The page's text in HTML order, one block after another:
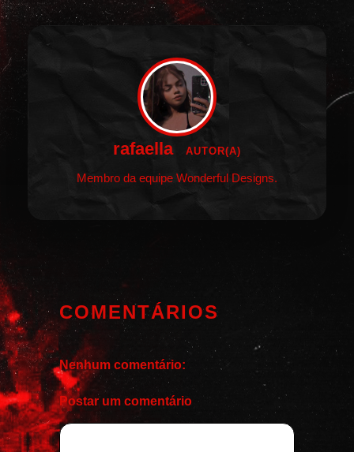
rafaella AUTOR(A)
Membro da equipe Wonderful Designs.
COMENTÁRIOS
Nenhum comentário:
Postar um comentário